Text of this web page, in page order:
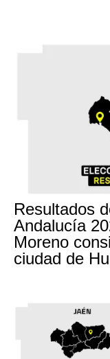
Resultados
Andalucía
Moreno
ciudad de